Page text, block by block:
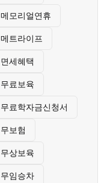
메모리얼연휴
메트라이프
면세혜택
무료보육
무료학자금신청서
무보험
무상보육
무임승차